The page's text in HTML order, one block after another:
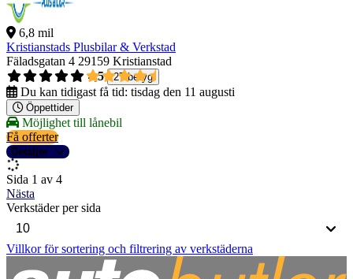
6,8 mil
Kristianstads Plusbilar & Verkstad
Fäladsgatan 4 29159 Kristianstad
4,5
27 betyg
Du kan tidigast få tid: tisdag den 11 augusti
Öppettider
Möjlighet till lånebil
Få offerter
Detaljer
Sida 1 av 4
Nästa
Verkstäder per sida
Villkor för sortering och filtrering av verkstäderna